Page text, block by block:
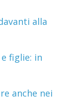
alla
figlie: in
anche nei